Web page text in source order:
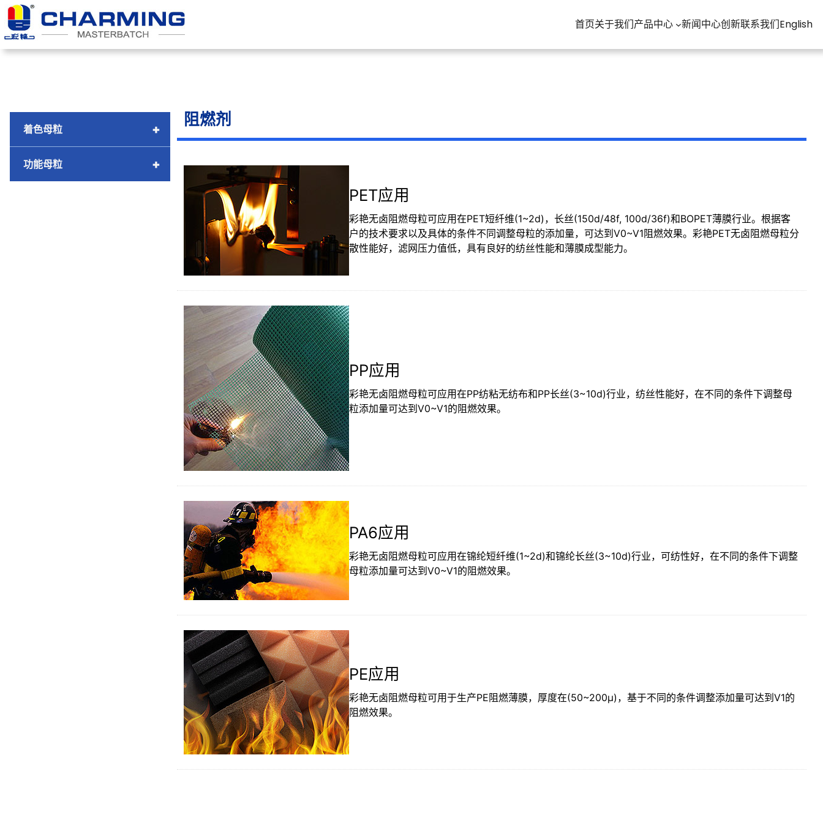
跳
至
内
容
首页关于我们产品中心 新闻中心创新联系我们English
+
着色母粒
+
功能母粒
阻燃剂
PET应用
彩艳无卤阻燃母粒可应用在PET短纤维(1~2d)，长丝(150d/48f, 100d/36f)和BOPET薄膜行业。根据客
户的技术要求以及具体的条件不同调整母粒的添加量，可达到V0~V1阻燃效果。彩艳PET无卤阻燃母粒分
散性能好，滤网压力值低，具有良好的纺丝性能和薄膜成型能力。
PP应用
彩艳无卤阻燃母粒可应用在PP纺粘无纺布和PP长丝(3~10d)行业，纺丝性能好，在不同的条件下调整母
粒添加量可达到V0~V1的阻燃效果。
PA6应用
彩艳无卤阻燃母粒可应用在锦纶短纤维(1~2d)和锦纶长丝(3~10d)行业，可纺性好，在不同的条件下调整
母粒添加量可达到V0~V1的阻燃效果。
PE应用
彩艳无卤阻燃母粒可用于生产PE阻燃薄膜，厚度在(50~200µ)，基于不同的条件调整添加量可达到V1的
阻燃效果。